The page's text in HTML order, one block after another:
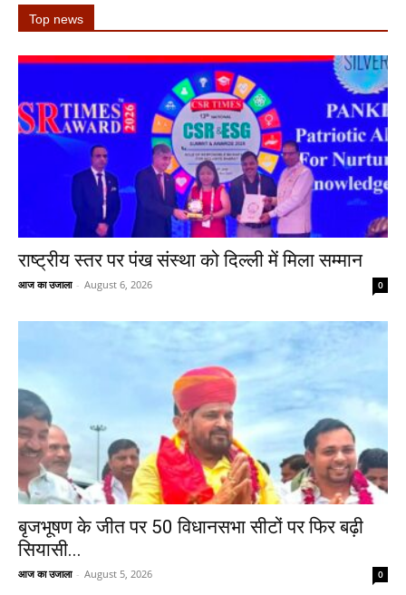
Top news
राष्ट्रीय स्तर पर पंख संस्था को दिल्ली में मिला सम्मान
आज का उजाला - August 6, 2026 0
बृजभूषण के जीत पर 50 विधानसभा सीटों पर फिर बढ़ी
सियासी...
आज का उजाला - August 5, 2026 0